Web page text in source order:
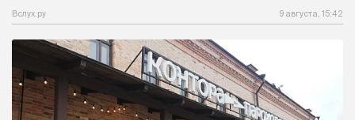
Вслух.ру 9 августа, 15:42